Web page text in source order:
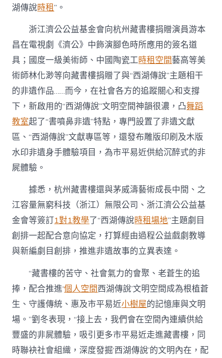
湖傳說時租”。
浙江濟公公益基金會向杭州藏書樓捐贈演員游本
昌在電視劇《濟公》中飾演腳色時所應用的簽名道
具；國度一級美術師、中國陶瓷工時租空間藝高等美
術師林化渺等向藏書樓捐贈了與“西湖傳說”主題相干
的非遺作品……而今，在社會各方的追蹤關心和支撐
下，新啟用的“西湖傳說”文明空間神韻很濃，凸舞蹈
教室起了“書噴鼻非遺”特點，專門設置了非遺文獻
區、“西湖傳說”文獻專區等，還發布雕版印刷及木版
水印非遺身手體驗項目，為市平易近供給沉醉式的非
屍體驗。
據悉，杭州藏書樓還與茅威濤藝術成長中間、之
江容量無窮科技（浙江）無限公司、浙江濟公公益基
金會等簽訂1對1教學了“西湖傳說時租場地”主題劇目
創排一起配合意向協定，打算經由過程公益戲劇教導
與新編劇目創排，推進非遺故事的立異表達。
“藏書樓的苦守、社會氣力的會聚、老蒼生的追
捧，配合推進‘個人空間西湖傳說’文明空間成為根植蒼
生、守護傳統、惠及市平易近小樹屋的記憶庫與文明
場。”劉冬表現，“接上去，我們會在空間內連續供給
豐盛的非屍體驗，吸引更多市平易近走進藏書樓，同
時聯袂社會組織，深度發掘‘西湖傳說’的文明內在，配